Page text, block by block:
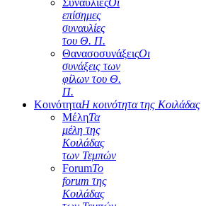
ΣυναυλίεςΟι
επίσημες
συναυλίες
του Θ. Π.
ΘανασοσυνάξειςΟι
συνάξεις των
φίλων του Θ.
Π.
ΚοινότηταΗ κοινότητα της Κοιλάδας
ΜέληΤα
μέλη της
Κοιλάδας
των Τεμπών
ForumΤο
forum της
Κοιλάδας